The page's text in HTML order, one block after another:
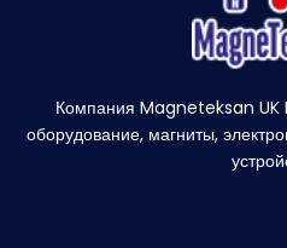
Компания Magneteksan UK
оборудование, магниты,